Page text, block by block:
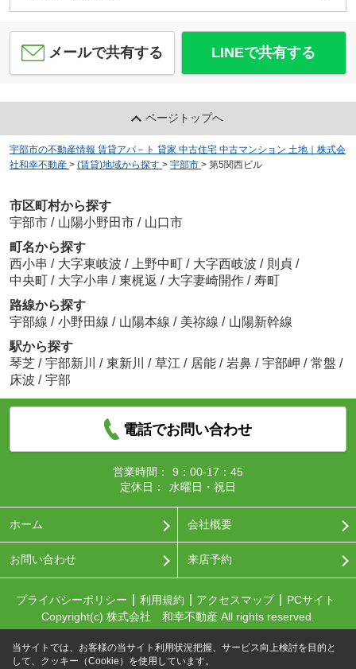
メールで共有する LINEで共有する
ページトップへ
宇部市の不動産情報 賃貸アパ－ト 貸家 中古住宅 中古マンション 土地｜株式会
社和幸不動産 > (賃貸)地域から探す > 宇部市 > 第5関西ビル
市区町村から探す
宇部市 / 山陽小野田市 / 山口市
町名から探す
西小串 / 大字東岐波 / 上野中町 / 大字西岐波 / 則貞 /
中央町 / 大字小串 / 東梶返 / 大字妻崎開作 / 寿町
路線から探す
宇部線 / 小野田線 / 山陽本線 / 美祢線 / 山陽新幹線
駅から探す
琴芝 / 宇部新川 / 東新川 / 草江 / 居能 / 岩鼻 / 宇部岬 / 常盤 /
床波 / 宇部
電話でお問い合わせ
営業時間：
9：00-17：45
定休日：
水曜日・祝日
ホーム 会社概要
お問い合わせ 来店予約
プライバシーポリシー 利用規約 アクセスマップ
PCサイト
Copyright(c) 株式会社 和幸不動産 All rights reserved.
当サイトでは、お客様の当サイト利用状況把握、サービス向上検討を目的と
して、クッキー（Cookie）を使用しています。